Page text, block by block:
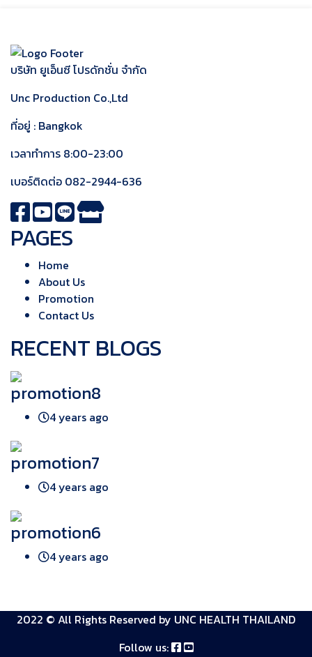
บริษัท ยูเอ็นซี โปรดักชั่น จำกัด
Unc Production Co.,Ltd
ที่อยู่ : Bangkok
เวลาทำการ 8:00-23:00
เบอร์ติดต่อ 082-2944-636
PAGES
Home
About Us
Promotion
Contact Us
RECENT BLOGS
promotion8
4 years ago
promotion7
4 years ago
promotion6
4 years ago
2022 © All Rights Reserved by UNC HEALTH THAILAND
Follow us: